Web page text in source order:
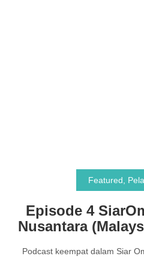
Featured
Episode 4
Nusantara
Podcast keempat dalam Siar